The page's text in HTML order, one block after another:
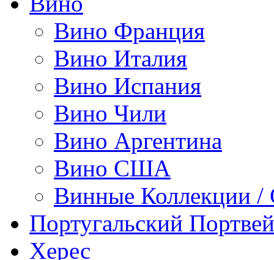
Вино Франция
Вино Италия
Вино Испания
Вино Чили
Вино Аргентина
Вино США
Винные Коллекции /
Португальский
Херес